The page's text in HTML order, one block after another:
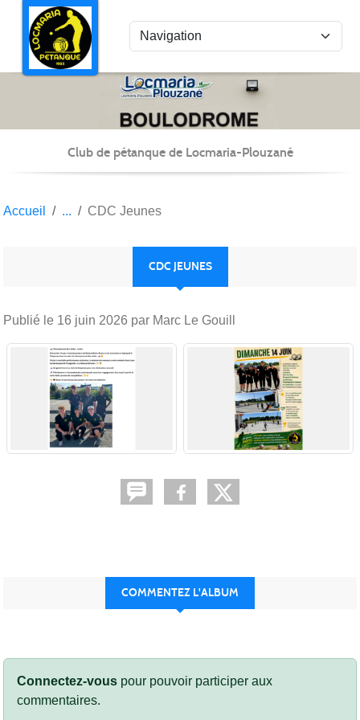
Club de pétanque de Locmaria-Plouzané
Accueil CDC Jeunes
CDC JEUNES
Publié le 16 juin 2026 par Marc Le Gouill
COMMENTEZ L'ALBUM
Connectez-vous pour pouvoir participer aux
commentaires.
Panneau de gestion des cookies